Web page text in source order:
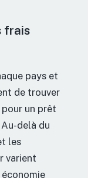
frais
pays et
de trouver
pour un prêt
delà du
les
varient